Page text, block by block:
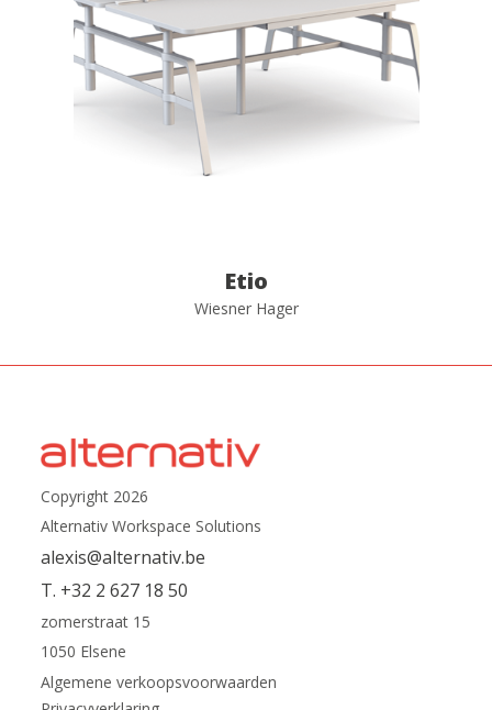
Etio
Wiesner Hager
Copyright 2026
Alternativ Workspace Solutions
alexis@alternativ.be
T. +32 2 627 18 50
zomerstraat 15
1050 Elsene
Algemene verkoopsvoorwaarden